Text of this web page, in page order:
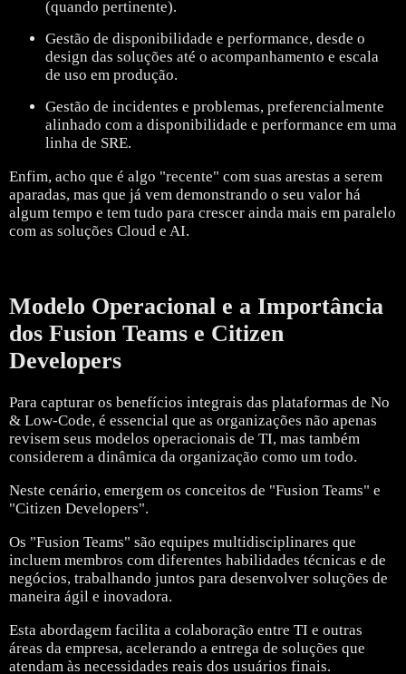
(quando pertinente).
Gestão de disponibilidade e performance, desde o
design das soluções até o acompanhamento e escala
de uso em produção.
Gestão de incidentes e problemas, preferencialmente
alinhado com a disponibilidade e performance em uma
linha de SRE.
Enfim, acho que é algo "recente" com suas arestas a serem
aparadas, mas que já vem demonstrando o seu valor há
algum tempo e tem tudo para crescer ainda mais em paralelo
com as soluções Cloud e AI.
Modelo Operacional e a Importância
dos Fusion Teams e Citizen
Developers
Para capturar os benefícios integrais das plataformas de No
& Low-Code, é essencial que as organizações não apenas
revisem seus modelos operacionais de TI, mas também
considerem a dinâmica da organização como um todo.
Neste cenário, emergem os conceitos de "Fusion Teams" e
"Citizen Developers".
Os "Fusion Teams" são equipes multidisciplinares que
incluem membros com diferentes habilidades técnicas e de
negócios, trabalhando juntos para desenvolver soluções de
maneira ágil e inovadora.
Esta abordagem facilita a colaboração entre TI e outras
áreas da empresa, acelerando a entrega de soluções que
atendam às necessidades reais dos usuários finais.